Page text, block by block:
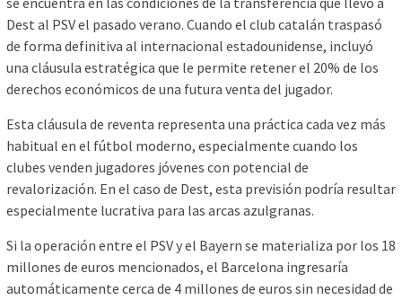
Dest al PSV el pasado verano. Cuando el club catalán traspasó
de forma definitiva al internacional estadounidense, incluyó
una cláusula estratégica que le permite retener el 20% de los
derechos económicos de una futura venta del jugador.
Esta cláusula de reventa representa una práctica cada vez más
habitual en el fútbol moderno, especialmente cuando los
clubes venden jugadores jóvenes con potencial de
revalorización. En el caso de Dest, esta previsión podría resultar
especialmente lucrativa para las arcas azulgranas.
Si la operación entre el PSV y el Bayern se materializa por los 18
millones de euros mencionados, el Barcelona ingresaría
automáticamente cerca de 4 millones de euros sin necesidad de